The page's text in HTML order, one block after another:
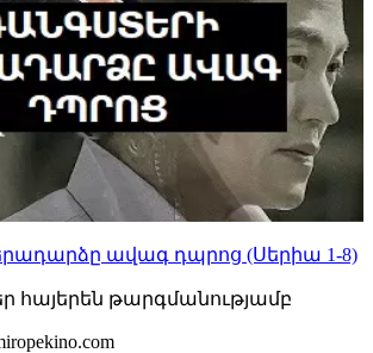
ավագ դպրոց (Սերիա 1-8)
հայերեն թարգմանությամբ